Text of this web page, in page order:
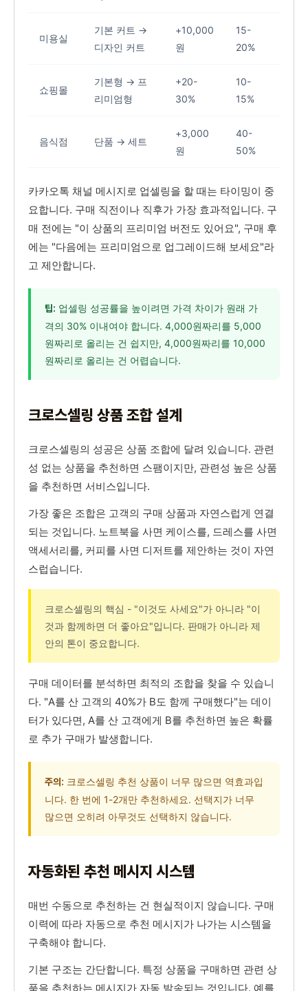
미용실
기본 커트 →
디자인 커트
+10,000
원
15-
20%
쇼핑몰
기본형 → 프
리미엄형
+20-
30%
10-
15%
음식점 단품 → 세트
+3,000
원
40-
50%
카카오톡 채널 메시지로 업셀링을 할 때는 타이밍이 중
요합니다. 구매 직전이나 직후가 가장 효과적입니다. 구
매 전에는 "이 상품의 프리미엄 버전도 있어요", 구매 후
에는 "다음에는 프리미엄으로 업그레이드해 보세요"라
고 제안합니다.
팁: 업셀링 성공률을 높이려면 가격 차이가 원래 가
격의 30% 이내여야 합니다. 4,000원짜리를 5,000
원짜리로 올리는 건 쉽지만, 4,000원짜리를 10,000
원짜리로 올리는 건 어렵습니다.
크로스셀링 상품 조합 설계
크로스셀링의 성공은 상품 조합에 달려 있습니다. 관련
성 없는 상품을 추천하면 스팸이지만, 관련성 높은 상품
을 추천하면 서비스입니다.
가장 좋은 조합은 고객의 구매 상품과 자연스럽게 연결
되는 것입니다. 노트북을 사면 케이스를, 드레스를 사면
액세서리를, 커피를 사면 디저트를 제안하는 것이 자연
스럽습니다.
크로스셀링의 핵심 - "이것도 사세요"가 아니라 "이
것과 함께하면 더 좋아요"입니다. 판매가 아니라 제
안의 톤이 중요합니다.
구매 데이터를 분석하면 최적의 조합을 찾을 수 있습니
다. "A를 산 고객의 40%가 B도 함께 구매했다"는 데이
터가 있다면, A를 산 고객에게 B를 추천하면 높은 확률
로 추가 구매가 발생합니다.
주의: 크로스셀링 추천 상품이 너무 많으면 역효과입
니다. 한 번에 1-2개만 추천하세요. 선택지가 너무
많으면 오히려 아무것도 선택하지 않습니다.
자동화된 추천 메시지 시스템
매번 수동으로 추천하는 건 현실적이지 않습니다. 구매
이력에 따라 자동으로 추천 메시지가 나가는 시스템을
구축해야 합니다.
기본 구조는 간단합니다. 특정 상품을 구매하면 관련 상
품을 추천하는 메시지가 자동 발송되는 것입니다. 예를